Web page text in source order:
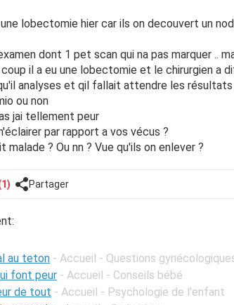
lobectomie hier car ils on decouvert un
dont 1 pet scan qui na pas marquer ..
il a eu une lobectomie et le chirurgien a
analyses et qil fallait attendre les résultats
ou non
jai tellement peur
par rapport a vos vécus ?
malade ? Ou nn ? Vue qu'ils on enlever ?
Partager
au teton - Accueil - Questions
font peur - Accueil - Conseils bébé
de tout - Accueil - Psychologie de l'enfant